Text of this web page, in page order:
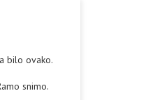
bilo ovako.
snimo.